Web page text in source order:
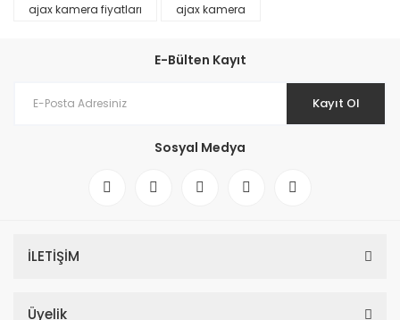
ajax kamera fiyatları
ajax kamera
E-Bülten Kayıt
Kayıt Ol
Sosyal Medya
İLETİŞİM
Üyelik